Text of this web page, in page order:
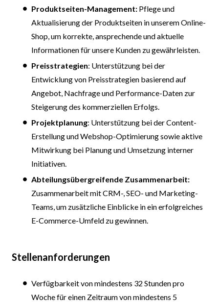
Produktseiten-Management: Pflege und
Aktualisierung der Produktseiten in unserem Online-
Shop, um korrekte, ansprechende und aktuelle
Informationen für unsere Kunden zu gewährleisten.
Preisstrategien: Unterstützung bei der
Entwicklung von Preisstrategien basierend auf
Angebot, Nachfrage und Performance-Daten zur
Steigerung des kommerziellen Erfolgs.
Projektplanung: Unterstützung bei der Content-
Erstellung und Webshop-Optimierung sowie aktive
Mitwirkung bei Planung und Umsetzung interner
Initiativen.
Abteilungsübergreifende Zusammenarbeit:
Zusammenarbeit mit CRM-, SEO- und Marketing-
Teams, um zusätzliche Einblicke in ein erfolgreiches
E-Commerce-Umfeld zu gewinnen.
Stellenanforderungen
Verfügbarkeit von mindestens 32 Stunden pro
Woche für einen Zeitraum von mindestens 5